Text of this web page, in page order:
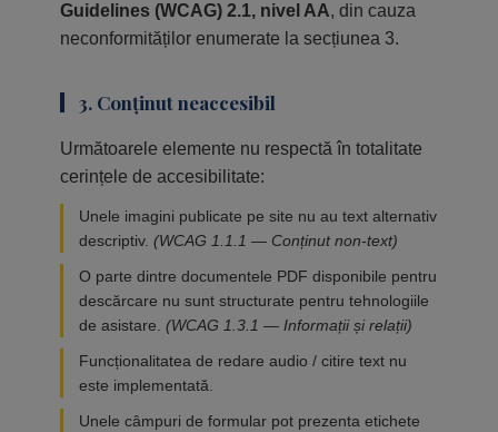
Guidelines (WCAG) 2.1, nivel AA, din cauza
neconformităților enumerate la secțiunea 3.
3. Conținut neaccesibil
Următoarele elemente nu respectă în totalitate
cerințele de accesibilitate:
Unele imagini publicate pe site nu au text alternativ
descriptiv. (WCAG 1.1.1 — Conținut non-text)
O parte dintre documentele PDF disponibile pentru
descărcare nu sunt structurate pentru tehnologiile
de asistare. (WCAG 1.3.1 — Informații și relații)
Funcționalitatea de redare audio / citire text nu
este implementată.
Unele câmpuri de formular pot prezenta etichete